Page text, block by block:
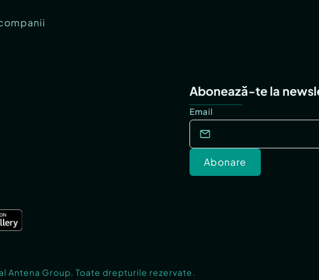
Abonează-te la
Email
Abonare
Antena Group. Toate drepturile rezervate.